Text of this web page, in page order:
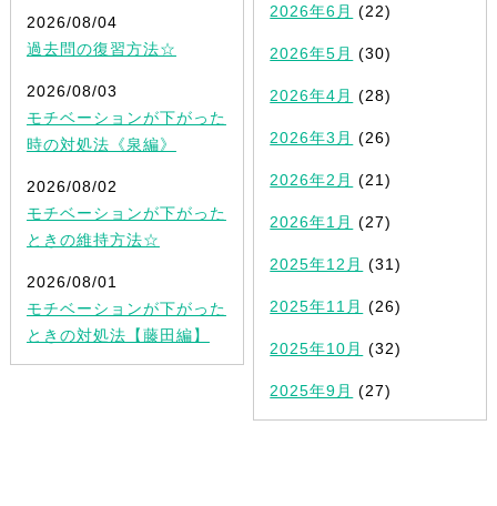
2026/08/04
過去問の復習方法☆
2026/08/03
モチベーションが下がった
時の対処法《泉編》
2026/08/02
モチベーションが下がった
ときの維持方法☆
2026/08/01
モチベーションが下がった
ときの対処法【藤田編】
2026年6月 (22)
2026年5月 (30)
2026年4月 (28)
2026年3月 (26)
2026年2月 (21)
2026年1月 (27)
2025年12月 (31)
2025年11月 (26)
2025年10月 (32)
2025年9月 (27)